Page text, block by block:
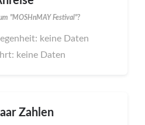
"MOSHnMAY Festival"?
keine Daten
keine Daten
Zahlen